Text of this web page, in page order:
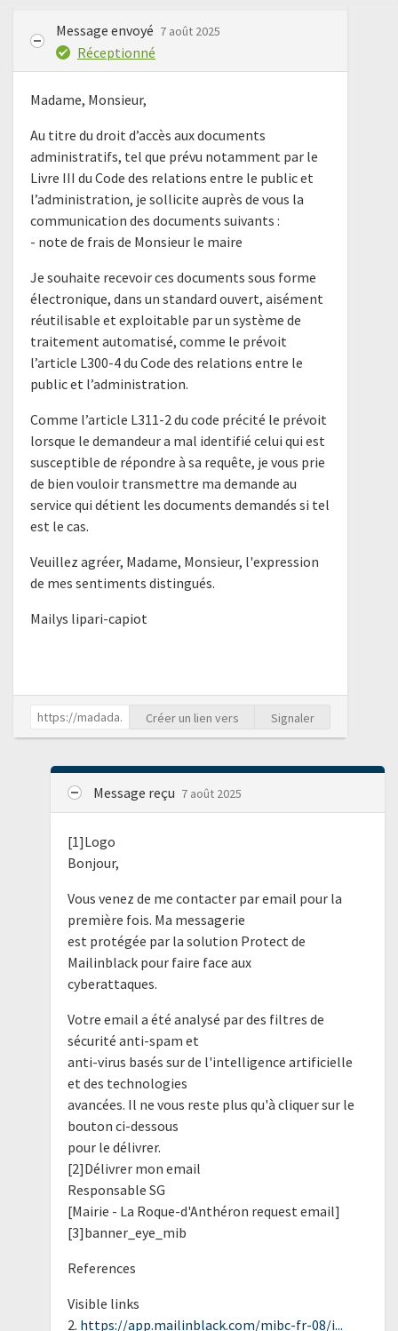
Message envoyé 7 août 2025
Réceptionné
Madame, Monsieur,
Au titre du droit d’accès aux documents
administratifs, tel que prévu notamment par le
Livre III du Code des relations entre le public et
l’administration, je sollicite auprès de vous la
communication des documents suivants :
- note de frais de Monsieur le maire
Je souhaite recevoir ces documents sous forme
électronique, dans un standard ouvert, aisément
réutilisable et exploitable par un système de
traitement automatisé, comme le prévoit
l’article L300-4 du Code des relations entre le
public et l’administration.
Comme l’article L311-2 du code précité le prévoit
lorsque le demandeur a mal identifié celui qui est
susceptible de répondre à sa requête, je vous prie
de bien vouloir transmettre ma demande au
service qui détient les documents demandés si tel
est le cas.
Veuillez agréer, Madame, Monsieur, l'expression
de mes sentiments distingués.
Mailys lipari-capiot
Créer un lien vers Signaler
Message reçu 7 août 2025
[1]Logo
Bonjour,
Vous venez de me contacter par email pour la
première fois. Ma messagerie
est protégée par la solution Protect de
Mailinblack pour faire face aux
cyberattaques.
Votre email a été analysé par des filtres de
sécurité anti-spam et
anti-virus basés sur de l'intelligence artificielle
et des technologies
avancées. Il ne vous reste plus qu'à cliquer sur le
bouton ci-dessous
pour le délivrer.
[2]Délivrer mon email
Responsable SG
[Mairie - La Roque-d'Anthéron request email]
[3]banner_eye_mib
References
Visible links
2. https://app.mailinblack.com/mibc-fr-08/i...